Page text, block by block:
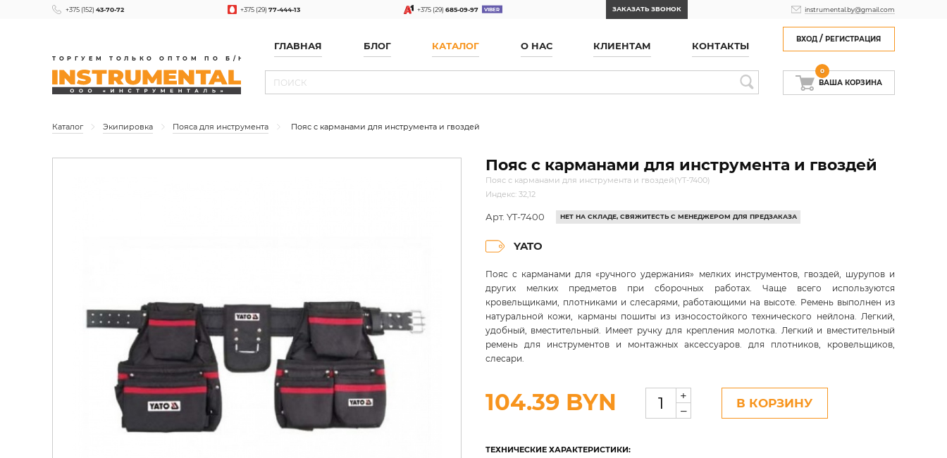
+375 (152) 43-70-72 +375 (29)77-444-13 +375 (29)685-09-97 ЗАКАЗАТЬ ЗВОНОК instrumental.by@gmail.com
ТОРГУЕМ ТОЛЬКО ОПТОМ ПО Б/Н
ГЛАВНАЯ БЛОГ КАТАЛОГ О НАС КЛИЕНТАМ КОНТАКТЫ
ВХОД /РЕГИСТРАЦИЯ
0
ВАША КОРЗИНА
Каталог Экипировка Пояса для инструмента Пояс с карманами для инструмента и гвоздей
Пояс с карманами для инструмента и гвоздей
Пояс с карманами для инструмента и гвоздей(YT-7400)
Индекс: 32,12
Арт. YT-7400 НЕТ НА СКЛАДЕ, СВЯЖИТЕСТЬ С МЕНЕДЖЕРОМ ДЛЯ ПРЕДЗАКАЗА
YATO
Пояс с карманами для «ручного удержания» мелких инструментов, гвоздей, шурупов и
других мелких предметов при сборочных работах. Чаще всего используются
кровельщиками, плотниками и слесарями, работающими на высоте. Ремень выполнен из
натуральной кожи, карманы пошиты из износостойкого технического нейлона. Легкий,
удобный, вместительный. Имеет ручку для крепления молотка. Легкий и вместительный
ремень для инструментов и монтажных аксессуаров. для плотников, кровельщиков,
слесари.
104.39 BYN
+
–
В КОРЗИНУ
ТЕХНИЧЕСКИЕ ХАРАКТЕРИСТИКИ: